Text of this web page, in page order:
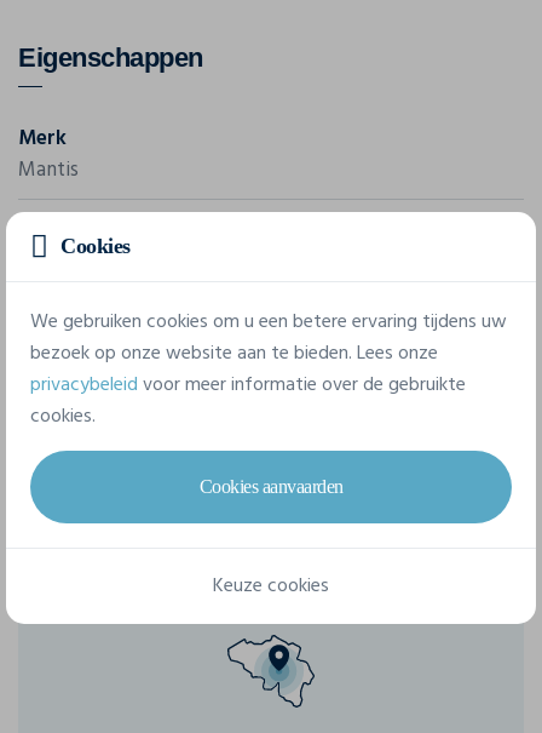
Eigenschappen
Merk
Mantis
Referentie
M42
3 beschikbare maten
Cookies
We gebruiken cookies om u een betere ervaring tijdens uw
bezoek op onze website aan te bieden. Lees onze
privacybeleidvoor meer informatie over de gebruikte
cookies.
Cookies aanvaarden
Keuze cookies